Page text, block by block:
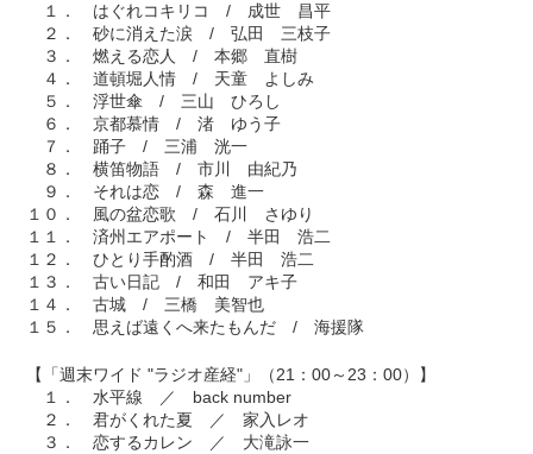
１． はぐれコキリコ / 成世 昌平
２． 砂に消えた涙 / 弘田 三枝子
３． 燃える恋人 / 本郷 直樹
４． 道頓堀人情 / 天童 よしみ
５． 浮世傘 / 三山 ひろし
６． 京都慕情 / 渚 ゆう子
７． 踊子 / 三浦 洸一
８． 横笛物語 / 市川 由紀乃
９． それは恋 / 森 進一
１０． 風の盆恋歌 / 石川 さゆり
１１． 済州エアポート / 半田 浩二
１２． ひとり手酌酒 / 半田 浩二
１３． 古い日記 / 和田 アキ子
１４． 古城 / 三橋 美智也
１５． 思えば遠くへ来たもんだ / 海援隊
【「週末ワイド "ラジオ産経"」（21：00～23：00）】
１． 水平線 ／ back number
２． 君がくれた夏 ／ 家入レオ
３． 恋するカレン ／ 大滝詠一